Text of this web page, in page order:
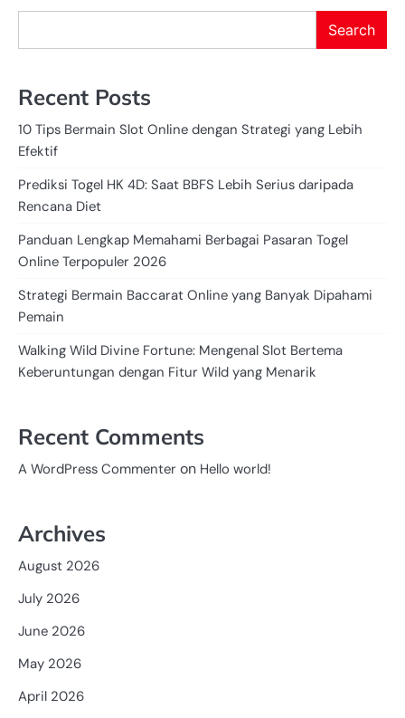
Search
Recent Posts
10 Tips Bermain Slot Online dengan Strategi yang Lebih
Efektif
Prediksi Togel HK 4D: Saat BBFS Lebih Serius daripada
Rencana Diet
Panduan Lengkap Memahami Berbagai Pasaran Togel
Online Terpopuler 2026
Strategi Bermain Baccarat Online yang Banyak Dipahami
Pemain
Walking Wild Divine Fortune: Mengenal Slot Bertema
Keberuntungan dengan Fitur Wild yang Menarik
Recent Comments
A WordPress Commenter on Hello world!
Archives
August 2026
July 2026
June 2026
May 2026
April 2026